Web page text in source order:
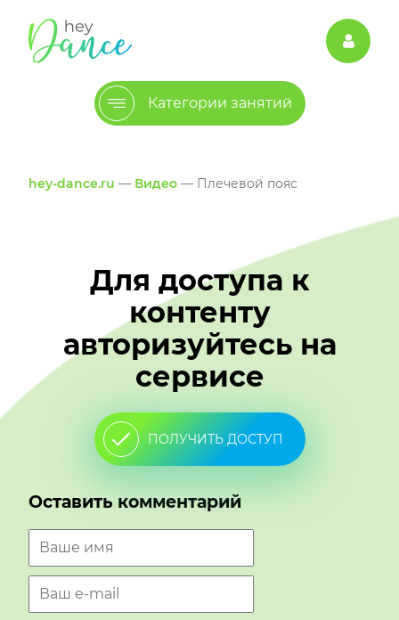
Категории занятий
hey-dance.ru — Видео — Плечевой пояс
Для доступа к
контенту
авторизуйтесь на
сервисе
ПОЛУЧИТЬ ДОСТУП
Оставить комментарий